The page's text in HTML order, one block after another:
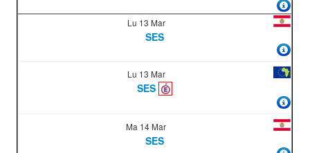
Lu 13 Mar
SES
Lu 13 Mar
SES
Ma 14 Mar
SES